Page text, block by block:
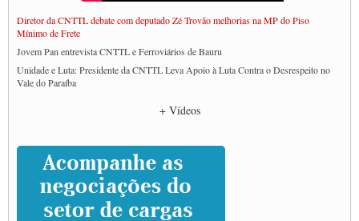
Diretor da CNTTL debate com deputado Zé Trovão melhorias na MP do Piso
Mínimo de Frete
Jovem Pan entrevista CNTTL e Ferroviários de Bauru
Unidade e Luta: Presidente da CNTTL Leva Apoio à Luta Contra o Desrespeito no
Vale do Paraíba
Caminhoneiros prometem paralisação e cobram diálogo com Lula
CNTTL e lideranças de caminhoneiros participam de debate sobre saúde nas
rodovias
Paulinho e Litti debatem política global para transporte rodoviário de cargas na
SUTCRA no Uruguai
+ Vídeos